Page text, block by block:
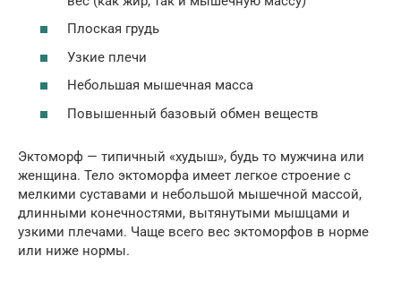
Плоская грудь
Узкие плечи
Небольшая мышечная масса
Повышенный базовый обмен веществ
Эктоморф — типичный «худыш», будь то мужчина или
женщина. Тело эктоморфа имеет легкое строение с
мелкими суставами и небольшой мышечной массой,
длинными конечностями, вытянутыми мышцами и
узкими плечами. Чаще всего вес эктоморфов в норме
или ниже нормы.